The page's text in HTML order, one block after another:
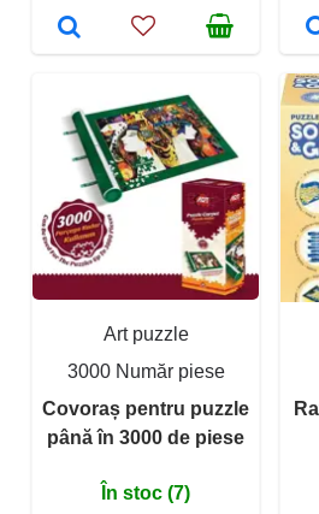
Art puzzle
3000 Număr piese
Covoraș pentru puzzle
până în 3000 de piese
În stoc (7)